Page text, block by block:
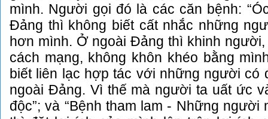
mình. Người gọi đó là các căn bệnh:
Đảng thì không biết cất nhắc những
hơn mình. Ở ngoài Đảng thì khinh
cách mạng, không khôn khéo bằng
biết liên lạc hợp tác với những người có
ngoài Đảng. Vì thế mà người ta uất ức
độc”; và “Bệnh tham lam - Những người